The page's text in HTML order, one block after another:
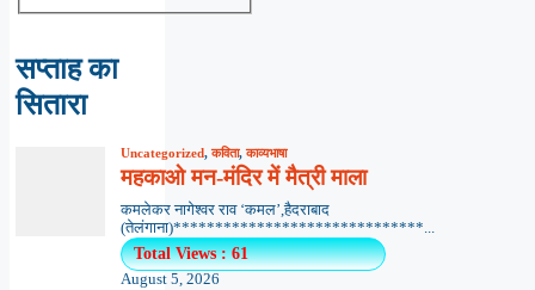
सप्ताह का
सितारा
Uncategorized,कविता,काव्यभाषा
महकाओ मन-मंदिर में मैत्री माला
कमलेकर नागेश्वर राव ‘कमल’,हैदराबाद
(तेलंगाना)******************************...
Total Views : 61
August 5, 2026